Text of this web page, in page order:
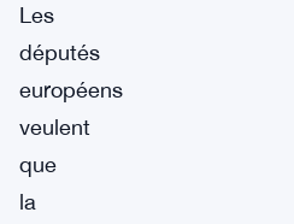
Les
députés
européens
veulent
que
la